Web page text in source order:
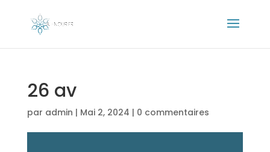
26 av
par admin | Mai 2, 2024 | 0 commentaires